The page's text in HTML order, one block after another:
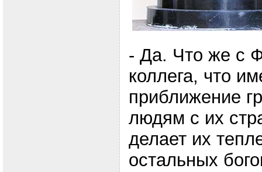
- Да. Что же с
коллега, что
приближение
людям с их
делает их
остальных